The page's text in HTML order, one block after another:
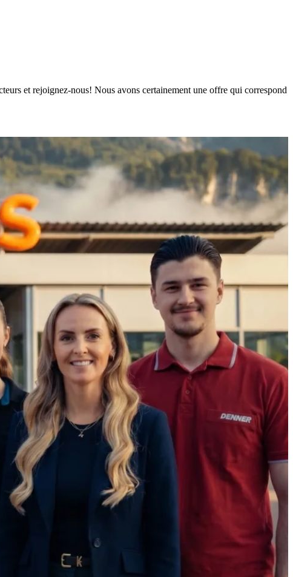
et rejoignez-nous! Nous avons certainement une offre qui correspond